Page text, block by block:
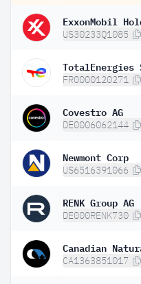
ExxonMobil
US30233Q1085
TotalEnergies
FR0000120271
Covestro AG
DE0006062144
Newmont Corp
US6516391066
RENK Group AG
DE000RENK730
Canadian
CA1363851017